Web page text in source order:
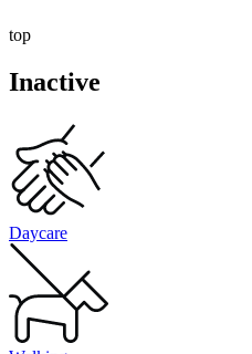
top
Inactive
Daycare